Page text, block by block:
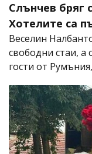
Слънчев бряг
Хотелите са
Веселин
свободни стаи, а
гости от